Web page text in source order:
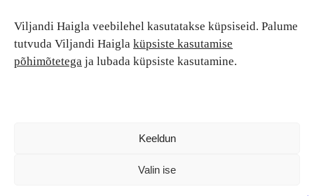
Viljandi Haigla veebilehel kasutatakse küpsiseid. Palume
tutvuda Viljandi Haigla küpsiste kasutamise
põhimõtetega ja lubada küpsiste kasutamine.
Keeldun
Valin ise
Patsiendi turvalisus ja õigused
Patsiendi õigused ja kohustused
Patsiendiohutus
Patsientide nõukoda